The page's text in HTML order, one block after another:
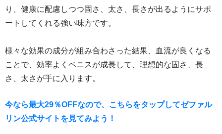
り、健康に配慮しつつ固さ、太さ、長さが出るようにサポ
ートしてくれる強い味方です。
様々な効果の成分が組み合わさった結果、血流が良くなる
ことで、効率よくペニスが成長して、理想的な固さ、長
さ、太さが手に入ります。
今なら最大29％OFFなので、こちらをタップしてゼファル
リン公式サイトを見てみよう！